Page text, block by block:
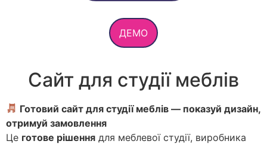
ДЕМО
Сайт для студії меблів
Готовий сайт для студії меблів — показуй дизайн,
отримуй замовлення
Це готове рішення для меблевої студії, виробника